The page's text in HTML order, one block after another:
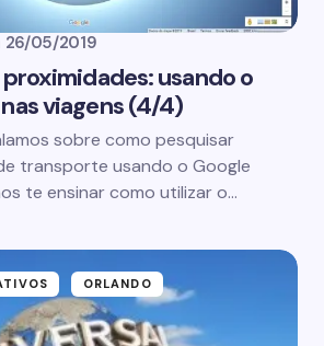
26/05/2019
usando o
viagens (4/4)
sobre como pesquisar
transporte usando o Google
te ensinar como utilizar o…
ORLANDO